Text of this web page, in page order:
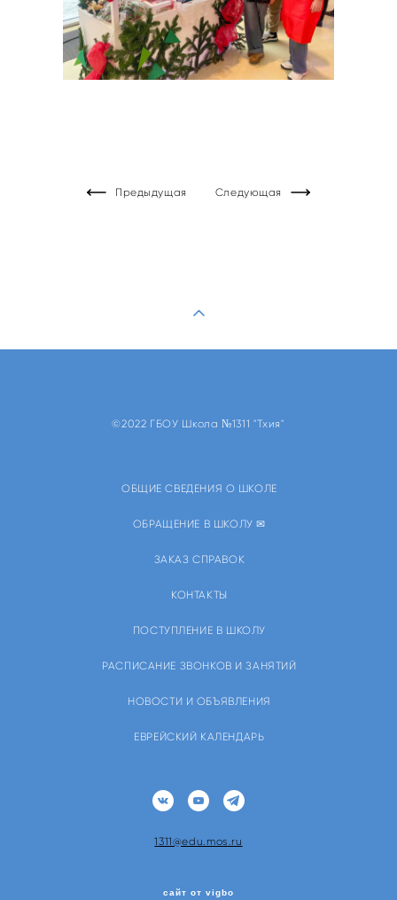
Предыдущая Следующая
©2022 ГБОУ Школа №1311 "Тхия"
ОБЩИЕ СВЕДЕНИЯ О ШКОЛЕ
ОБРАЩЕНИЕ В ШКОЛУ ✉
ЗАКАЗ СПРАВОК
КОНТАКТЫ
ПОСТУПЛЕНИЕ В ШКОЛУ
РАСПИСАНИЕ ЗВОНКОВ И ЗАНЯТИЙ
НОВОСТИ И ОБЪЯВЛЕНИЯ
ЕВРЕЙСКИЙ КАЛЕНДАРЬ
1311@edu.mos.ru
сайт от vigbo